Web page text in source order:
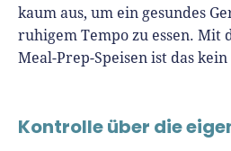
kaum aus, um ein gesundes
ruhigem Tempo zu essen. Mit
Meal-Prep-Speisen ist das
Kontrolle über die